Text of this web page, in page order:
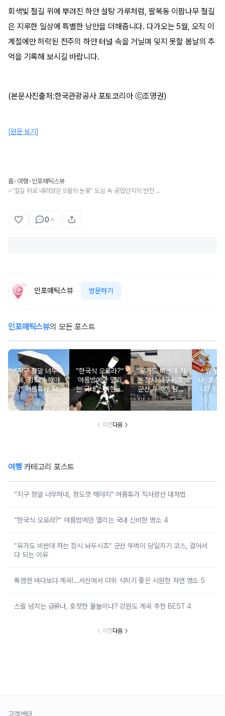
회색빛 철길 위에 뿌려진 하얀 설탕 가루처럼, 팔복동 이팝나무 철길
은 지루한 일상에 특별한 낭만을 더해줍니다. 다가오는 5월, 오직 이
계절에만 허락된 전주의 하얀 터널 속을 거닐며 잊지 못할 봄날의 추
억을 기록해 보시길 바랍니다.
(본문사진출처:한국관광공사 포토코리아 ⓒ조영권)
[원문 보기]
홈>여행>인포매틱스뷰
> “철길 위로 내려앉은 5월의 눈꽃” 도심 속 공업단지의 반전 매력 전주 팔복동 이팝나무 철길
0
인포매틱스뷰 방문하기
인포매틱스뷰의 모든 포스트
“지구 정말 너무하
네, 정도껏 해야
지” 여름휴가 직사
광선 대처법
“한국식 오로라?”
여름밤에만 열리
는 국내 신비한 명
소 4
“유가도 비싼데 차
는 잠시 놔두시죠”
군산 뚜벅이 당일
치기 코스, 걸어서
다 되는 이유
스릴 넘
냐, 호젓
냐? 강
추천
이전다음
여행 카테고리 포스트
“지구 정말 너무하네, 정도껏 해야지” 여름휴가 직사광선 대처법
“한국식 오로라?” 여름밤에만 열리는 국내 신비한 명소 4
“유가도 비싼데 차는 잠시 놔두시죠” 군산 뚜벅이 당일치기 코스, 걸어서
다 되는 이유
폭염엔 바다보다 계곡!…서산에서 더위 식히기 좋은 시원한 자연 명소 5
스릴 넘치는 급류냐, 호젓한 물놀이냐? 강원도 계곡 추천 BEST 4
이전다음
고객센터